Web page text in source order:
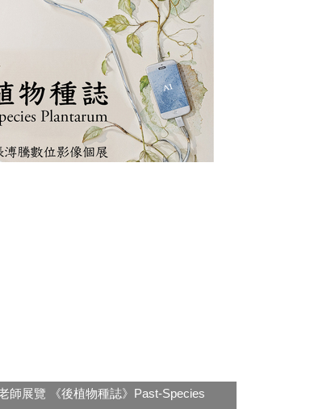
師展覽 《後植物種誌》Past-Species